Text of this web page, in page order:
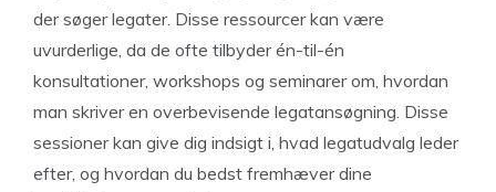
der søger legater. Disse ressourcer kan være
uvurderlige, da de ofte tilbyder én-til-én
konsultationer, workshops og seminarer om, hvordan
man skriver en overbevisende legatansøgning. Disse
sessioner kan give dig indsigt i, hvad legatudvalg leder
efter, og hvordan du bedst fremhæver dine